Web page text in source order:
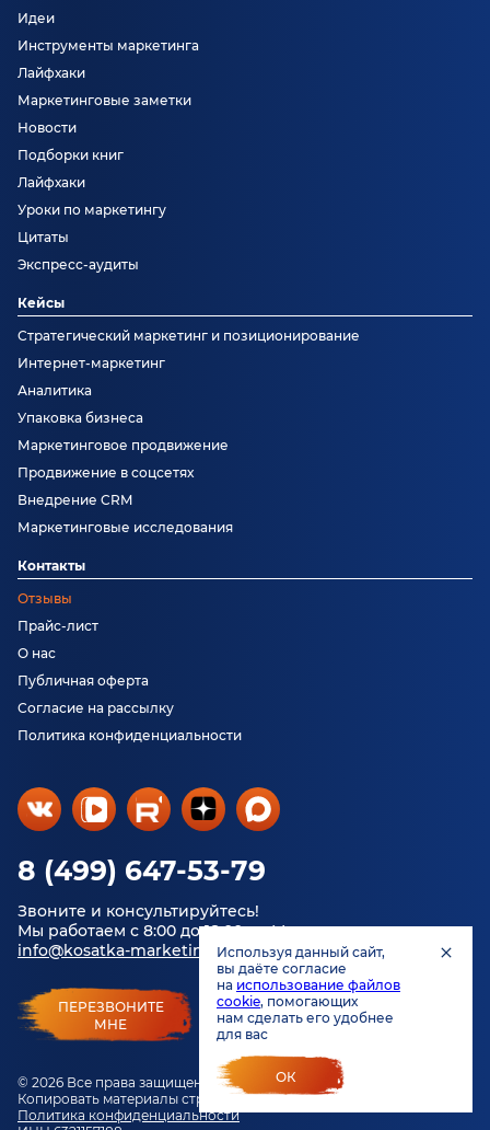
8 (499) 647-53-79
Звоните и консультируйтесь!
Мы работаем с 8:00 до 18:00 по Москве.
info@kosatka-marketing.ru
ПЕРЕЗВОНИТЕ
МНЕ
© 2026 Все права защищены.
Копировать материалы строго запрещено.
Политика конфиденциальности
Идеи
Инструменты маркетинга
Лайфхаки
Маркетинговые заметки
Новости
Подборки книг
Лайфхаки
Уроки по маркетингу
Цитаты
Экспресс-аудиты
Кейсы
Стратегический маркетинг и позиционирование
Интернет-маркетинг
Аналитика
Упаковка бизнеса
Маркетинговое продвижение
Продвижение в соцсетях
Внедрение CRM
Маркетинговые исследования
Контакты
Отзывы
Прайс-лист
О нас
Публичная оферта
Согласие на рассылку
Политика конфиденциальности
Используя данный сайт,
вы даёте согласие
на использование файлов
cookie, помогающих
нам сделать его удобнее
для вас
ОК